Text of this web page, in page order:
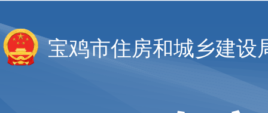
宝鸡市住房和城乡建设